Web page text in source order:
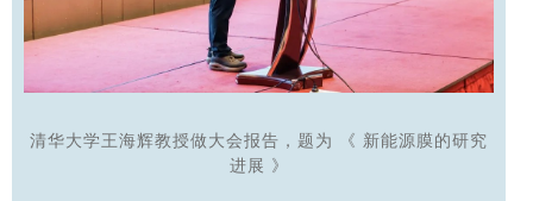
清华大学王海辉教授做大会报告，题为 《 新能源膜的研究
进展 》